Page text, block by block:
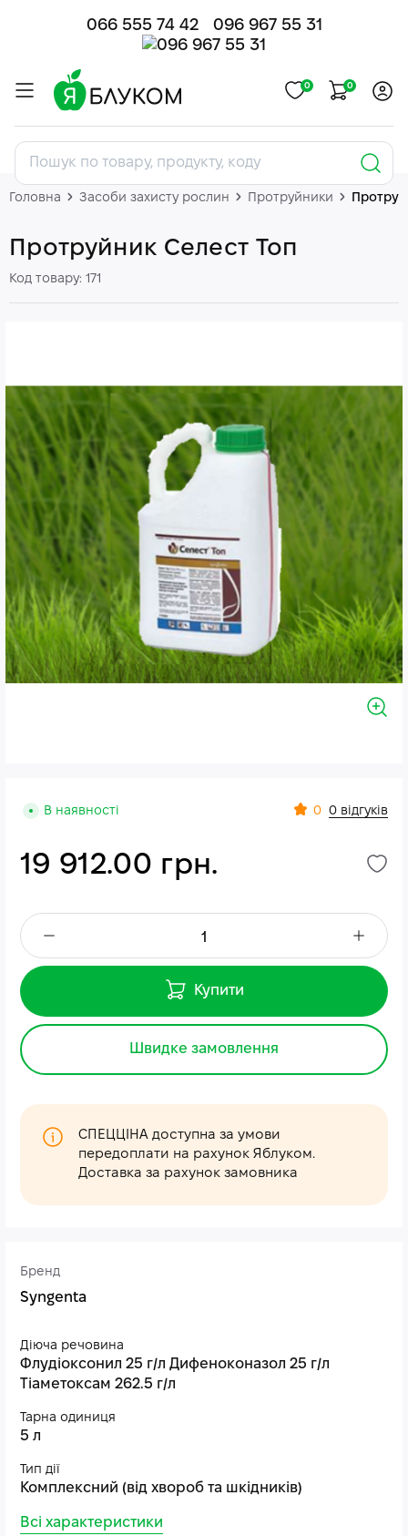
066 555 74 42 096 967 55 31
0 0
Головна Засоби захисту рослин Протруйники
Протруйник Селест Топ
Код товару: 171
Бренд
Syngenta
Діюча речовина
Флудіоксонил 25 г/л Дифеноконазол 25 г/л
Тіаметоксам 262.5 г/л
Тарна одиниця
5 л
Тип дії
Комплексний (від хвороб та шкідників)
Всі характеристики
В наявності 0 0 відгуків
19 912.00 грн.
Купити
Швидке замовлення
СПЕЦЦІНА доступна за умови
передоплати на рахунок Яблуком.
Доставка за рахунок замовника